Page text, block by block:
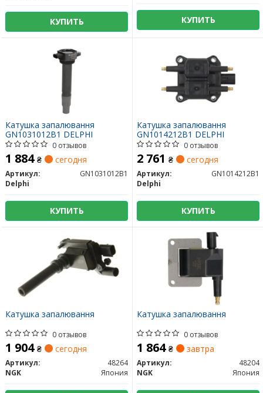
КУПИТЬ КУПИТЬ
Катушка запалювання
GN1031012B1 DELPHI
0 отзывов
1 884 ₴ сегодня
Артикул:
GN1031012B1
Delphi
КУПИТЬ
Катушка запалювання
GN1014212B1 DELPHI
0 отзывов
2 761 ₴ сегодня
Артикул:
GN1014212B1
Delphi
КУПИТЬ
Катушка запалювання
0 отзывов
1 904 ₴ сегодня
Артикул:
48264
NGK
Япония
Катушка запалювання
0 отзывов
1 864 ₴ завтра
Артикул:
48204
NGK
Япония